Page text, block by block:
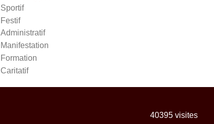
Sportif
Festif
Administratif
Manifestation
Formation
Caritatif
40395 visites